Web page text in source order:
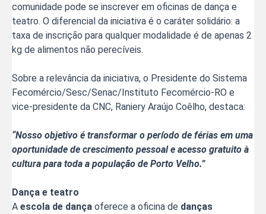
comunidade pode se inscrever em oficinas de dança e
teatro. O diferencial da iniciativa é o caráter solidário: a
taxa de inscrição para qualquer modalidade é de apenas 2
kg de alimentos não perecíveis.
Sobre a relevância da iniciativa, o Presidente do Sistema
Fecomércio/Sesc/Senac/Instituto Fecomércio-RO e
vice-presidente da CNC, Raniery Araújo Coêlho, destaca:
“Nosso objetivo é transformar o período de férias em uma
oportunidade de crescimento pessoal e acesso gratuito à
cultura para toda a população de Porto Velho.”
Dança e teatro
A escola de dança oferece a oficina de danças